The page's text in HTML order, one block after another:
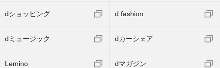
dショッピング d fashion
dミュージック dカーシェア
Lemino dマガジン